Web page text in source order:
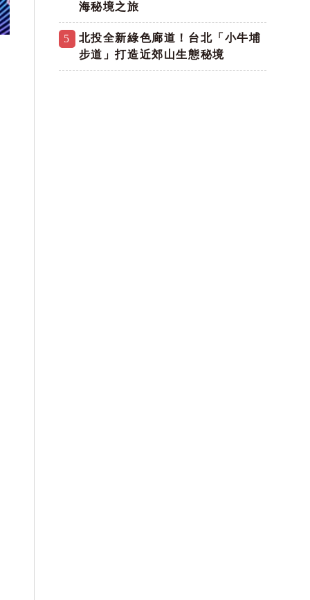
海秘境之旅
5
北投全新綠色廊道！台北「小牛埔
步道」打造近郊山生態秘境